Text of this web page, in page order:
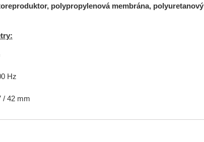
polypropylenová membrána,
Hz
/ 42 mm